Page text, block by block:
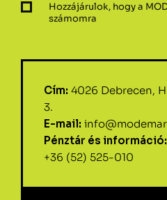
Hozzájárulok, hogy a
számomra
Cím: 4026 Debrecen,
3.
E-mail:
Pénztár és információ:
+36 (52) 525-010